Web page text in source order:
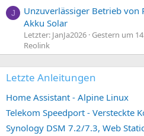
J
Unzuverlässiger Betrieb von
Akku Solar
Letzter: JanJa2026 Gestern um
Reolink
Letzte Anleitungen
Home Assistant - Alpine Linux
Telekom Speedport - Versteckte